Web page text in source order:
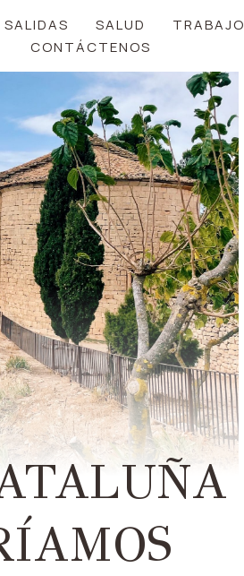
SALIDAS SALUD TRABAJO
CONTÁCTENOS